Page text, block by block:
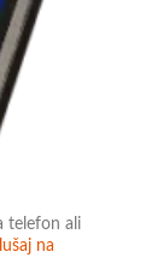
telefon ali
na